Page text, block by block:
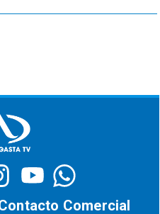
Comercial